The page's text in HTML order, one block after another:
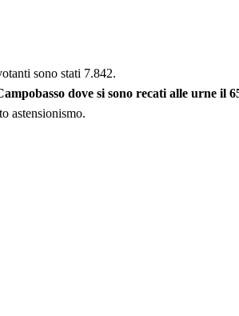
sono stati 7.842.
dove si sono recati alle urne il
astensionismo.